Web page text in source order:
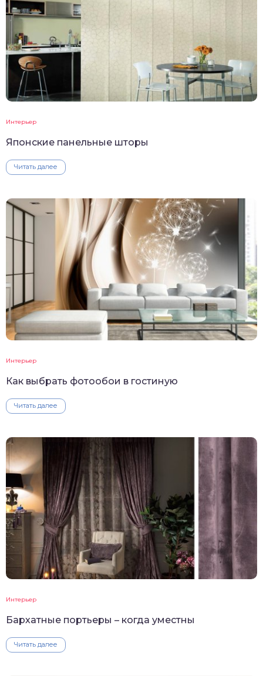
Интерьер
Японские панельные шторы
Читать далее
Интерьер
Как выбрать фотообои в гостиную
Читать далее
Интерьер
Бархатные портьеры – когда уместны
Читать далее